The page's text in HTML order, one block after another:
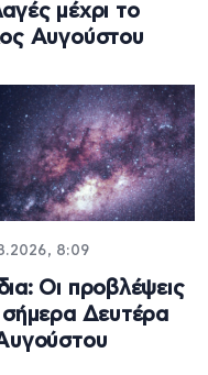
μέχρι το
Αυγούστου
8:09
Οι προβλέψεις
σήμερα Δευτέρα